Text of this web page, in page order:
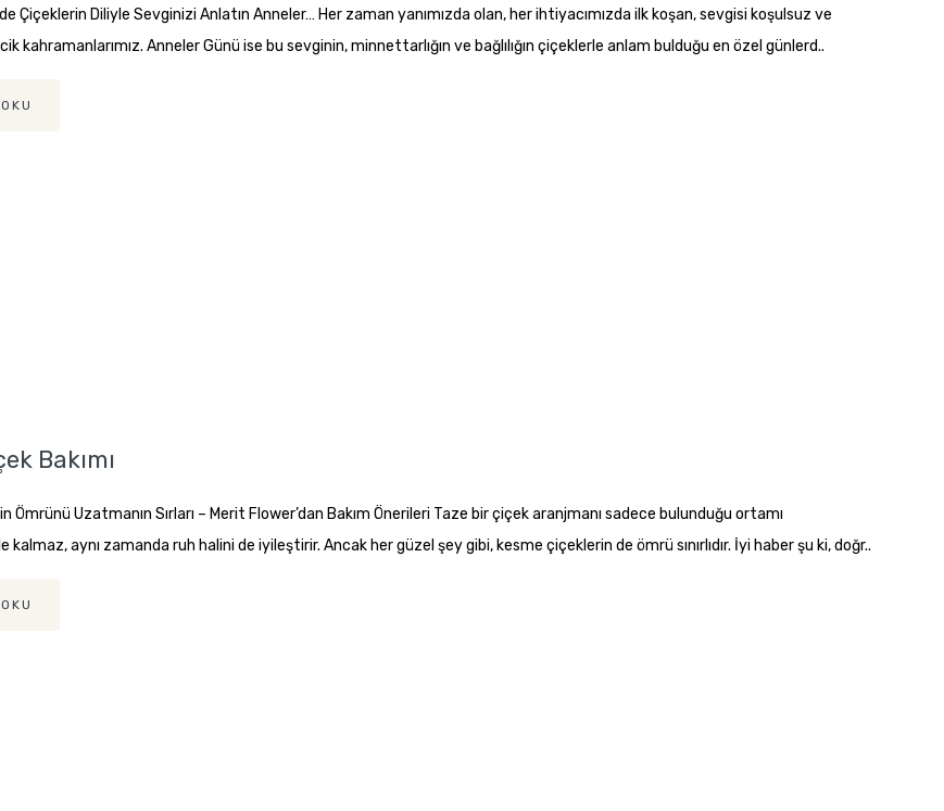
Çiçeklerin Diliyle Sevginizi Anlatın Anneler… Her zaman yanımızda olan, her ihtiyacımızda ilk koşan, sevgisi koşulsuz ve
kahramanlarımız. Anneler Günü ise bu sevginin, minnettarlığın ve bağlılığın çiçeklerle anlam bulduğu en özel günlerd..
Bakımı
Ömrünü Uzatmanın Sırları – Merit Flower’dan Bakım Önerileri Taze bir çiçek aranjmanı sadece bulunduğu ortamı
aynı zamanda ruh halini de iyileştirir. Ancak her güzel şey gibi, kesme çiçeklerin de ömrü sınırlıdır. İyi haber şu ki, doğr..